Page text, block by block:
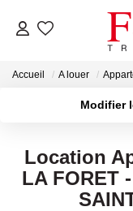
Accueil A louer
Modifier
Sélectionnez...
Type de bien
Location
LA FORET